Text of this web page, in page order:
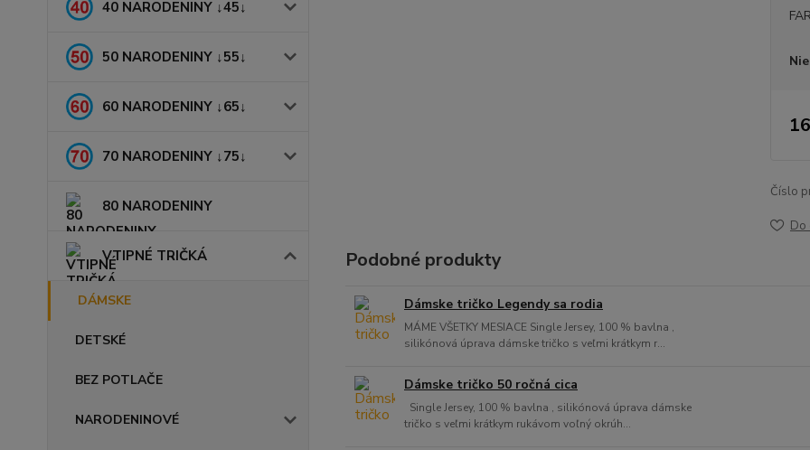
40 NARODENINY ↓45↓
50 NARODENINY ↓55↓
60 NARODENINY ↓65↓
70 NARODENINY ↓75↓
80 NARODENINY
VTIPNÉ TRIČKÁ
DÁMSKE
DETSKÉ
BEZ POTLAČE
NARODENINOVÉ
Číslo
Do
Podobné produkty
Dámske tričko Legendy sa rodia
MÁME VŠETKY MESIACE Single Jersey, 100 % bavlna ,
silikónová úprava dámske tričko s veľmi krátkym r...
Dámske tričko 50 ročná cica
Single Jersey, 100 % bavlna , silikónová úprava dámske
tričko s veľmi krátkym rukávom voľný okrúh...